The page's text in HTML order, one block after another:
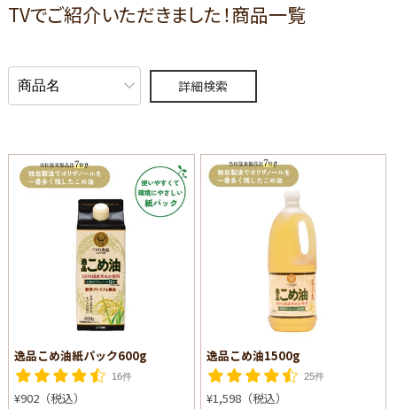
TVでご紹介いただきました！商品一覧
詳細検索
逸品こめ油紙パック600g
16件
¥902（税込）
逸品こめ油1500g
25件
¥1,598（税込）